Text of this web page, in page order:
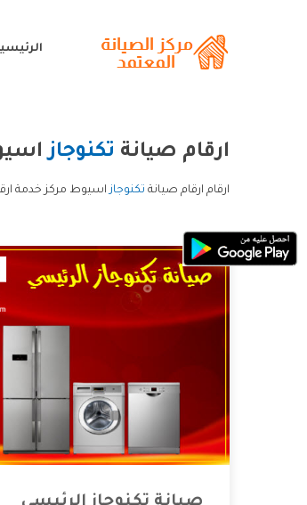
ارقام صيانة تكنوجاز
ارقام ارقام صيانة تكنوجازاسيوط مركز خدمة